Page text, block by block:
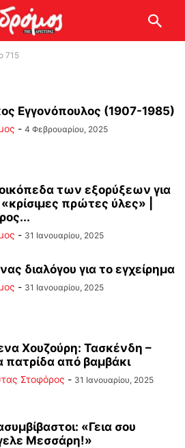
715
Εγγονόπουλος (1907-1985)
- 4 Φεβρουαρίου, 2025
των εξορύξεων για
«κρίσιμες πρώτες ύλες» |
- 31 Ιανουαρίου, 2025
διαλόγου για το εγχείρημα
- 31 Ιανουαρίου, 2025
Χουζούρη: Τασκένδη –
πατρίδα από βαμβάκι
Στοφόρος - 31 Ιανουαρίου, 2025
«Γεια σου
Μεσσάρη!»